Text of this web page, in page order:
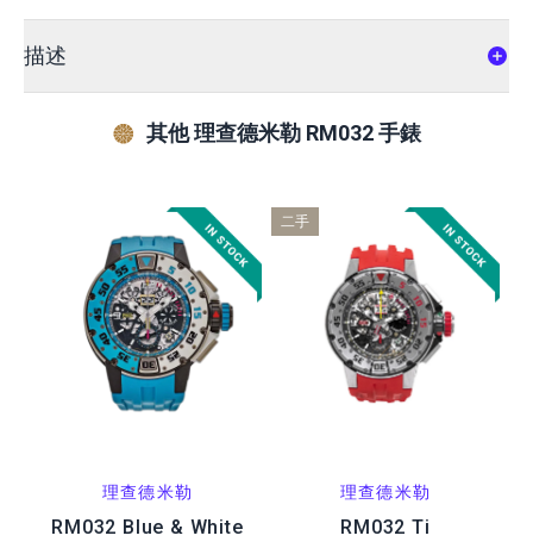
描述
其他 理查德米勒 RM032 手錶
理查德米勒
RM032 Blue & White
二手
理查德米勒
RM032 Ti